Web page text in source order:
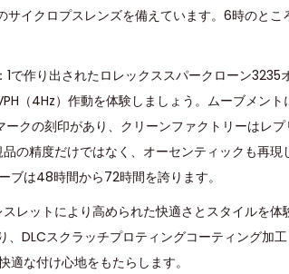
サイクロプスレンズを備えています。6時のと
1で作り出されたロレックススパークローン3235
（4Hz）作動を体験しましょう。ムーブメン
ークの刻印があり、クリーンファクトリーはレ
の精度だけではなく、オーセンティックも再
は48時間から72時間を誇ります。
レットにより高められた快適さとスタイルを体
DLCスクラッチプロティングコーティング加
な付け心地をもたらします。